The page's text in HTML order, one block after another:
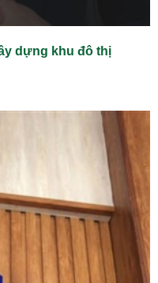
dựng khu đô thị